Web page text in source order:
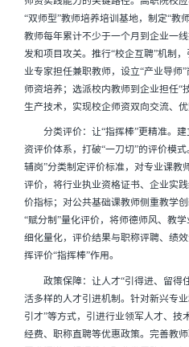
“双师型”教师培养培训基地，制定“教
教师每年累计不少于一个月到企业一
发和项目攻关。推行“校企互聘”机制
业专家担任兼职教师，设立“产业导师
师资培养；选派校内教师到企业担任“
生产技术，实现校企师资双向交流、优
分类评价：让“指挥棒”更精准。
资评价体系，打破“一刀切”的评价模
辅岗”分类制定评价标准，对专业课教
评价，将行业执业资格证书、企业实
价指标；对公共基础课教师侧重教学
“赋分制”量化评价，将师德师风、教
细化量化，评价结果与职称评聘、绩
挥评价“指挥棒”作用。
政策保障：让人才“引得进、留得
活多样的人才引进机制。针对新兴专
引才”等方式，引进行业领军人才、技
经费、职称直聘等优惠政策。完善教